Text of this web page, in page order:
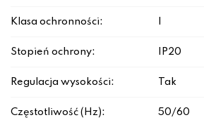
Klasa ochronności:
Stopień ochrony: IP20
Regulacja wysokości: Tak
Częstotliwość (Hz): 50/60